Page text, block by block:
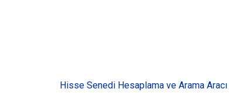
Hisse Senedi Hesaplama ve Arama Aracı